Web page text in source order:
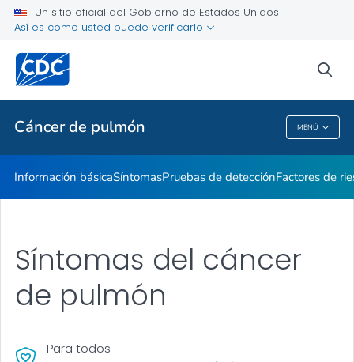
Un sitio oficial del Gobierno de Estados Unidos
Así es como usted puede verificarlo
Cáncer de pulmón MENÚ
Estadísticas
Temas relacionados
Cáncer De Pulmón
Información básicaSíntomasPruebas de detecciónFactores de
Síntomas del cáncer
de pulmón
Para todos